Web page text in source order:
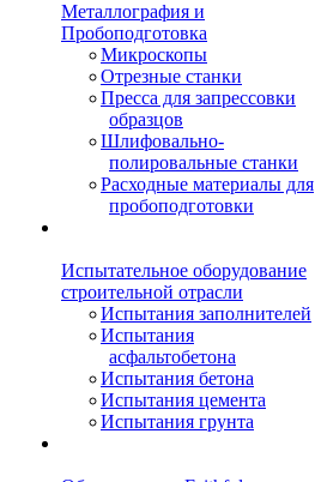
Металлография и
Пробоподготовка
Микроскопы
Отрезные станки
Пресса для запрессовки
образцов
Шлифовально-
полировальные станки
Расходные материалы для
пробоподготовки
Испытательное оборудование
строительной отрасли
Испытания заполнителей
Испытания
асфальтобетона
Испытания бетона
Испытания цемента
Испытания грунта